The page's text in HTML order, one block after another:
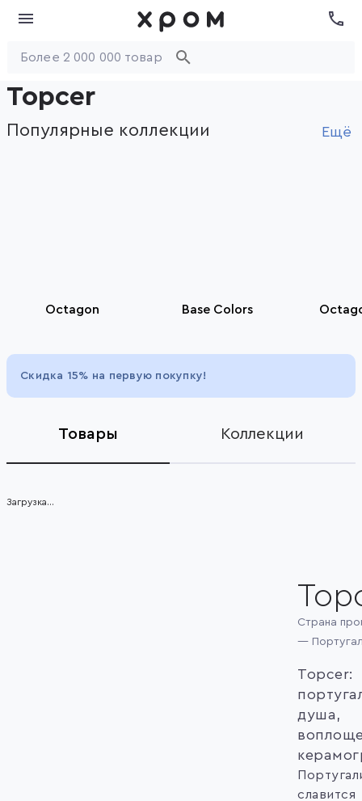
Topcer
Популярные коллекции Ещё
Octagon Base Colors
Скидка 15% на первую покупку!
Товары Коллекции
Загрузка...
Страна
—
Topcer:
душа,
славится